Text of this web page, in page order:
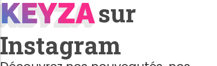
KEYZA
KEYZAsur
Instagram